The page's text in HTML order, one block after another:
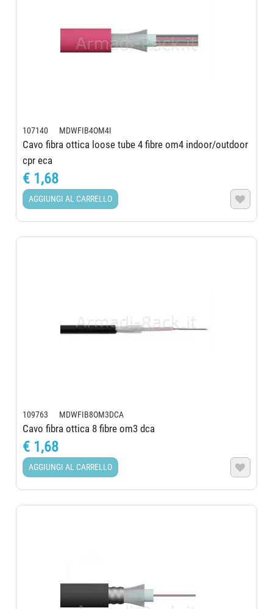
107140 MDWFIB4OM4I
Cavo fibra ottica loose tube 4 fibre om4 indoor/outdoor
cpr eca
€ 1,68
AGGIUNGI AL CARRELLO 
109763 MDWFIB8OM3DCA
Cavo fibra ottica 8 fibre om3 dca
€ 1,68
AGGIUNGI AL CARRELLO 